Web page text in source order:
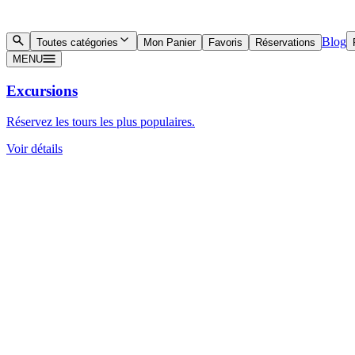
Toutes catégories Mon Panier Favoris Réservations Blog
MENU
Excursions
Réservez les tours les plus populaires.
Voir détails